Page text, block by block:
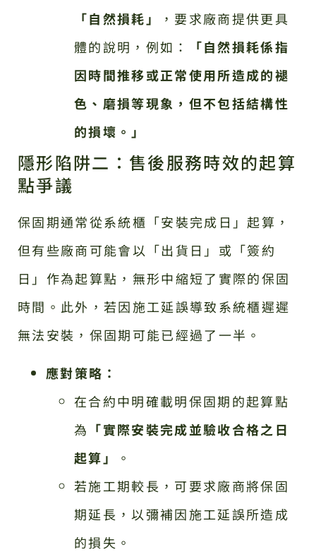
「自然損耗」
，要求廠商提供更具
體的說明，例如：
「自然損耗係指
因時間推移或正常使用所造成的褪
色、磨損等現象，但不包括結構性
的損壞。」
隱形陷阱二：售後服務時效的起算
點爭議
保固期通常從系統櫃「安裝完成日」起算，
但有些廠商可能會以「出貨日」或「簽約
日」作為起算點，無形中縮短了實際的保固
時間。此外，若因施工延誤導致系統櫃遲遲
無法安裝，保固期可能已經過了一半。
應對策略：
在合約中明確載明保固期的起算點
為 「實際安裝完成並驗收合格之日
起算」
。
若施工期較長，可要求廠商將保固
期延長，以彌補因施工延誤所造成
的損失。